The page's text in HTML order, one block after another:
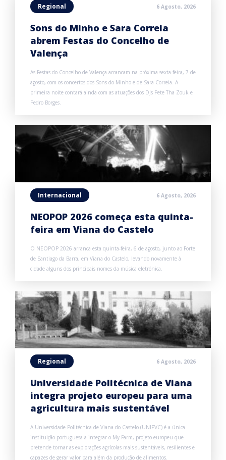
Regional 6 Agosto, 2026
Sons do Minho e Sara Correia
abrem Festas do Concelho de
Valença
As Festas do Concelho de Valença arrancam na próxima sexta-feira, 7 de
agosto, com os concertos dos Sons do Minho e de Sara Correia. A
primeira noite contará ainda com as atuações dos DJs Pete Tha Zouk e
Pedro Borges.
Internacional 6 Agosto, 2026
NEOPOP 2026 começa esta quinta-
feira em Viana do Castelo
O NEOPOP 2026 arranca esta quinta-feira, 6 de agosto, junto ao Forte
de Santiago da Barra, em Viana do Castelo, levando novamente à
cidade alguns dos principais nomes da música eletrónica.
Regional 6 Agosto, 2026
Universidade Politécnica de Viana
integra projeto europeu para uma
agricultura mais sustentável
A Universidade Politécnica de Viana do Castelo (UNIPVC) é a única
instituição portuguesa a integrar o My Farm, projeto europeu que
pretende tornar as explorações agrícolas mais sustentáveis, resilientes e
capazes de gerar valor para além da produção de alimentos.